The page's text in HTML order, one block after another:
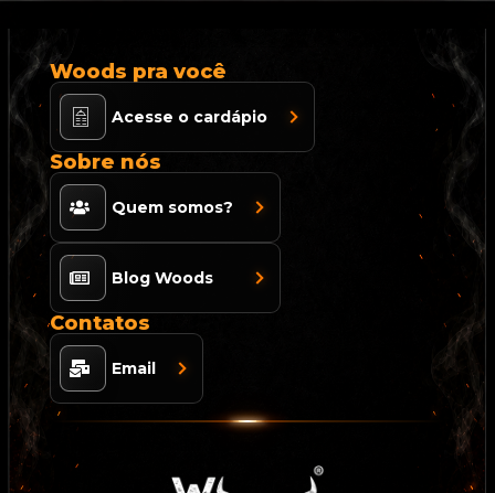
Woods pra você
Acesse o cardápio
Sobre nós
Quem somos?
Blog Woods
Contatos
Email